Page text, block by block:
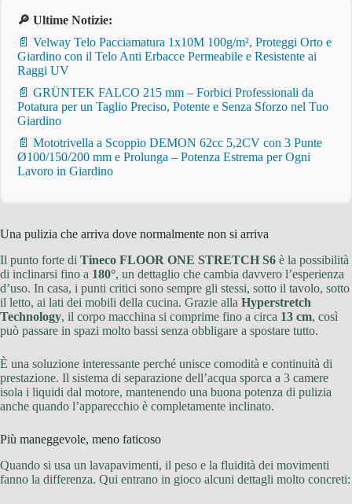
🔎 Ultime Notizie:
📄 Velway Telo Pacciamatura 1x10M 100g/m², Proteggi Orto e
Giardino con il Telo Anti Erbacce Permeabile e Resistente ai
Raggi UV
📄 GRÜNTEK FALCO 215 mm – Forbici Professionali da
Potatura per un Taglio Preciso, Potente e Senza Sforzo nel Tuo
Giardino
📄 Mototrivella a Scoppio DEMON 62cc 5,2CV con 3 Punte
Ø100/150/200 mm e Prolunga – Potenza Estrema per Ogni
Lavoro in Giardino
Una pulizia che arriva dove normalmente non si arriva
Il punto forte di Tineco FLOOR ONE STRETCH S6 è la possibilità
di inclinarsi fino a 180°, un dettaglio che cambia davvero l’esperienza
d’uso. In casa, i punti critici sono sempre gli stessi, sotto il tavolo, sotto
il letto, ai lati dei mobili della cucina. Grazie alla Hyperstretch
Technology, il corpo macchina si comprime fino a circa 13 cm, così
può passare in spazi molto bassi senza obbligare a spostare tutto.
È una soluzione interessante perché unisce comodità e continuità di
prestazione. Il sistema di separazione dell’acqua sporca a 3 camere
isola i liquidi dal motore, mantenendo una buona potenza di pulizia
anche quando l’apparecchio è completamente inclinato.
Più maneggevole, meno faticoso
Quando si usa un lavapavimenti, il peso e la fluidità dei movimenti
fanno la differenza. Qui entrano in gioco alcuni dettagli molto concreti: